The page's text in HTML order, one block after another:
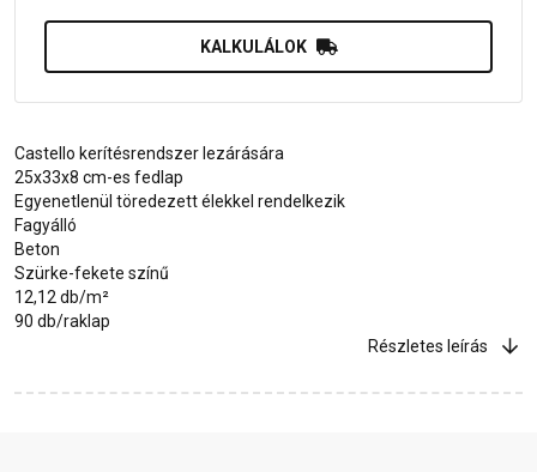
KALKULÁLOK
Castello kerítésrendszer lezárására
25x33x8 cm-es fedlap
Egyenetlenül töredezett élekkel rendelkezik
Fagyálló
Beton
Szürke-fekete színű
12,12 db/m²
90 db/raklap
Részletes leírás